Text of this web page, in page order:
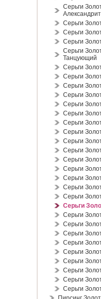
Серьги
Серьги
Серьги
Серьги
Серьги
Танцующий
Серьги
Серьги
Серьги
Серьги
Серьги
Серьги
Серьги
Серьги
Серьги
Серьги
Серьги
Серьги
Серьги
Серьги
Серьги
Серьги
Серьги
Серьги
Серьги
Серьги
Серьги
Серьги
Серьги
Серьги
Серьги
Золотая подвеска